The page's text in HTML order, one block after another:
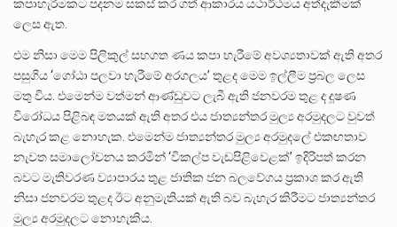
කපාහැරීමකට පදනම සකස් කර ගත් ආකාරය යථාර්ථමය අත්දැකීමක්
ලෙස ඇත.
එම නිසා මෙම පිලිකුල් සහගත ණය කපා හැරීමේ අවශ්‍යතාවක් ඇති අතර
පසුගිය ‘ගෝඨා පලවා හැරීමේ අරගලය’ තුළද මෙම ඉල්ලීම ප්‍රබල ලෙස
මතු විය. එමෙන්ම වත්මන් ආණ්ඩුවට ලැබී ඇති ජනවරම තුළ ද දූෂණ
විරෝධය පිළිබඳ මතයක් ඇති අතර එය ජාත්‍යන්තර මුල්‍ය අරමුදලට වුවත්
බැහැර කළ නොහැක. එමෙන්ම ජාත්‍යන්තර මුල්‍ය අරමුදලේ එකඟතාව
නැවත සමාලෝචනය කරමින් ‘විකල්ප වැඩපිළිවෙළක්’ ඉදිරිපත් කරන
බවට මැතිවරණ ව්‍යාපාරය තුළ ජාතික ජන බලවේගය ප්‍රකාශ කර ඇති
නිසා ජනවරම තුළද ඊට අනුමැතියක් ඇති බව බැහැර කිරීමට ජාත්‍යන්තර
මුල්‍ය අරමුදලට නොහැකිය.